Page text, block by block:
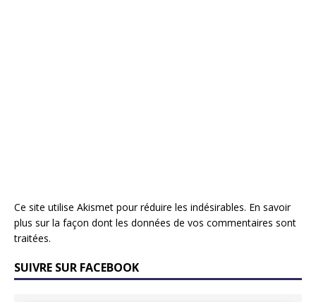
Ce site utilise Akismet pour réduire les indésirables. En savoir
plus sur la façon dont les données de vos commentaires sont
traitées.
SUIVRE SUR FACEBOOK